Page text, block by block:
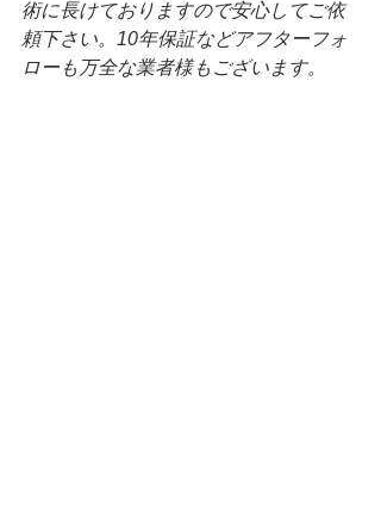
術に長けておりますので安心してご依
頼下さい。10年保証などアフターフォ
ローも万全な業者様もございます。